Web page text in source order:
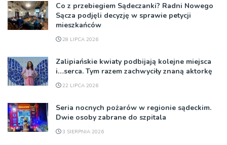
Co z przebiegiem Sądeczanki? Radni Nowego
Sącza podjęli decyzję w sprawie petycji
mieszkańców
28 LIPCA 2026
Zalipiańskie kwiaty podbijają kolejne miejsca
i…serca. Tym razem zachwyciły znaną aktorkę
22 LIPCA 2026
Seria nocnych pożarów w regionie sądeckim.
Dwie osoby zabrane do szpitala
3 SIERPNIA 2026